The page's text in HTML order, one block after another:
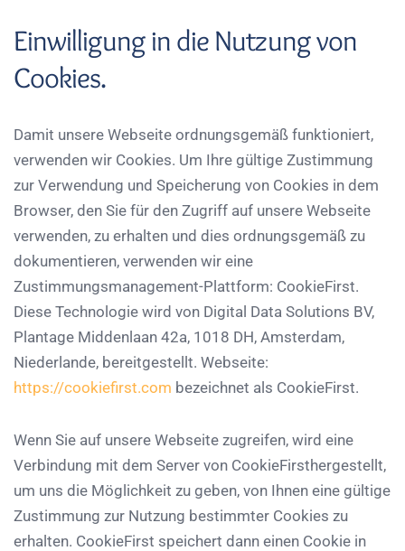
Einwilligung in die Nutzung von
Cookies.
Damit unsere Webseite ordnungsgemäß funktioniert,
verwenden wir Cookies. Um Ihre gültige Zustimmung
zur Verwendung und Speicherung von Cookies in dem
Browser, den Sie für den Zugriff auf unsere Webseite
verwenden, zu erhalten und dies ordnungsgemäß zu
dokumentieren, verwenden wir eine
Zustimmungsmanagement-Plattform: CookieFirst.
Diese Technologie wird von Digital Data Solutions BV,
Plantage Middenlaan 42a, 1018 DH, Amsterdam,
Niederlande, bereitgestellt. Webseite:
https://cookiefirst.com bezeichnet als CookieFirst.
Wenn Sie auf unsere Webseite zugreifen, wird eine
Verbindung mit dem Server von CookieFirsthergestellt,
um uns die Möglichkeit zu geben, von Ihnen eine gültige
Zustimmung zur Nutzung bestimmter Cookies zu
erhalten. CookieFirst speichert dann einen Cookie in